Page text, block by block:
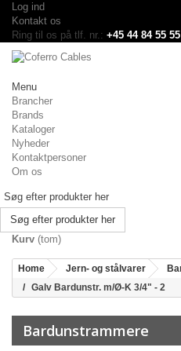
Log ind
Kontakt os
Ring til os på tlf. nr.: +45 44 84 55 55
Menu
Brancher
Brands
Kataloger
Nyheder
Kontaktpersoner
Om os
Søg efter produkter her
Kurv (tom)
Home Jern- og stålvarer
Galv Bardunstr. m/Ø-K 3/4" - 2
Bardunstrammere